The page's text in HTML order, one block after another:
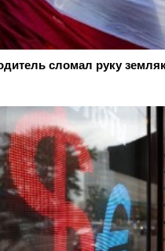
сломал руку